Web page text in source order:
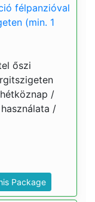
félpanzióval
(min. 1
őszi
/
/
Package